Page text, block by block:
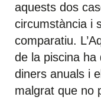
aquests dos
circumstància i
comparatiu.
de la piscina
diners anuals i
malgrat que no